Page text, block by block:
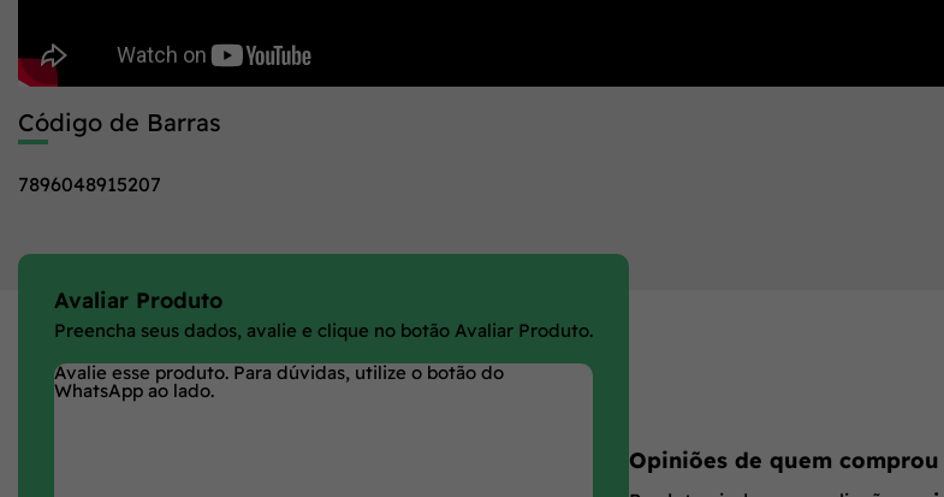
Código de Barras
7896048915207
Avaliar Produto
Preencha seus dados, avalie e clique no botão Avaliar Produto.
Opiniões de quem